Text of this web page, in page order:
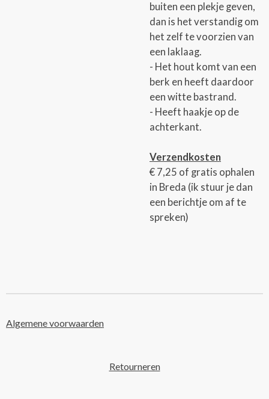
buiten een plekje geven,
dan is het verstandig om
het zelf te voorzien van
een laklaag.
- Het hout komt van een
berk en heeft daardoor
een witte bastrand.
- Heeft haakje op de
achterkant.
Verzendkosten
€ 7,25 of gratis ophalen
in Breda (ik stuur je dan
een berichtje om af te
spreken)
Algemene voorwaarden
Retourneren